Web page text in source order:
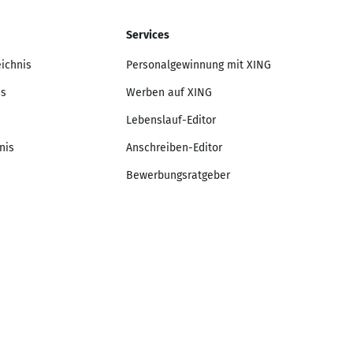
Services
Personalgewinnung mit XING
Werben auf XING
Lebenslauf-Editor
Anschreiben-Editor
Bewerbungsratgeber